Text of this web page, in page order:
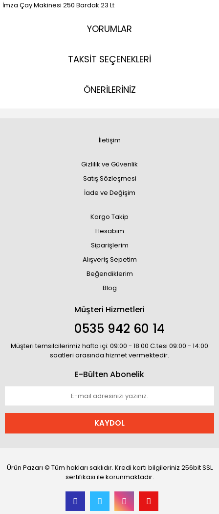
İmza Çay Makinesi 250 Bardak 23 Lt
YORUMLAR
TAKSİT SEÇENEKLERİ
ÖNERİLERİNİZ
İletişim
Gizlilik ve Güvenlik
Satış Sözleşmesi
İade ve Değişim
Kargo Takip
Hesabım
Siparişlerim
Alışveriş Sepetim
Beğendiklerim
Blog
Müşteri Hizmetleri
0535 942 60 14
Müşteri temsilcilerimiz hafta içi: 09:00 - 18:00 C.tesi 09:00 - 14:00
saatleri arasında hizmet vermektedir.
E-Bülten Abonelik
KAYDOL
Ürün Pazarı © Tüm hakları saklıdır. Kredi kartı bilgileriniz 256bit SSL
sertifikası ile korunmaktadır.